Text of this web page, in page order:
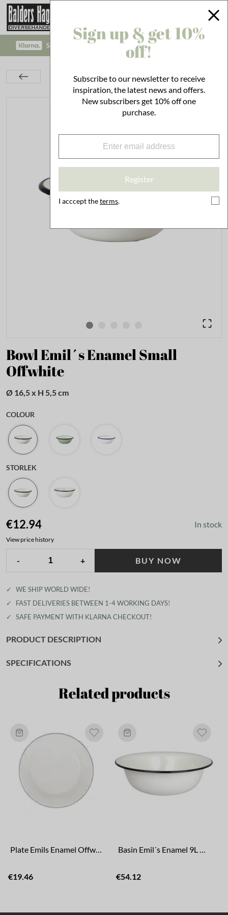
SAFE PAYMENT WITH KLARNA CHECKOUT!
Bowl Emil´s Enamel Small Offwhite
Bowl Emil´s Enamel Small
Offwhite
Ø 16,5 x H 5,5 cm
COLOUR
STORLEK
€12.94 In stock
View price history
- + BUY NOW
✓
WE SHIP WORLD WIDE!
✓
FAST DELIVERIES BETWEEN 1-4 WORKING DAYS!
✓
SAFE PAYMENT WITH KLARNA CHECKOUT!
PRODUCT DESCRIPTION
SPECIFICATIONS
Related products
Plate Emils Enamel Offwhite
€19.46
Basin Emil´s Enamel 9L Offwhite
€54.12
Sign up & get 10%
off!
Subscribe to our newsletter to receive
inspiration, the latest news and offers.
New subscribers get 10% off one
purchase.
Register
I acccept theterms.